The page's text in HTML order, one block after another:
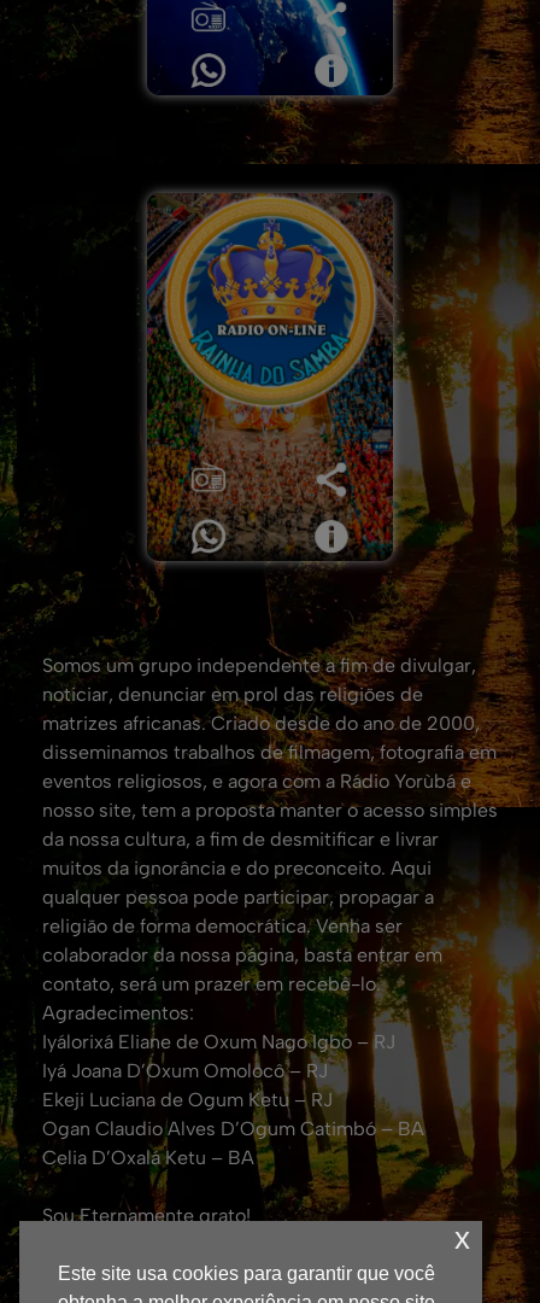
Somos um grupo independente a fim de divulgar,
noticiar, denunciar em prol das religiões de
matrizes africanas. Criado desde do ano de 2000,
disseminamos trabalhos de filmagem, fotografia em
eventos religiosos, e agora com a Rádio Yorùbá e
nosso site, tem a proposta manter o acesso simples
da nossa cultura, a fim de desmitificar e livrar
muitos da ignorância e do preconceito. Aqui
qualquer pessoa pode participar, propagar a
religião de forma democrática. Venha ser
colaborador da nossa página, basta entrar em
contato, será um prazer em recebê-lo.
Agradecimentos:
Iyálorixá Eliane de Oxum Nago Igbo – RJ
Iyá Joana D’Oxum Omolocô – RJ
Ekeji Luciana de Ogum Ketu – RJ
Ogan Claudio Alves D’Ogum Catimbó – BA
Celia D’Oxalá Ketu – BA
Sou Eternamente grato!
(Fundador da TV Yorubá no Brasil e Jornalista
Este site usa cookies para garantir que você
x